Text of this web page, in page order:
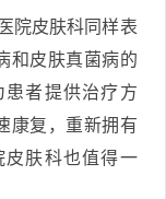
院皮肤科同样表
和皮肤真菌病的
者提供治疗方
康复，重新拥有
肤科也值得一